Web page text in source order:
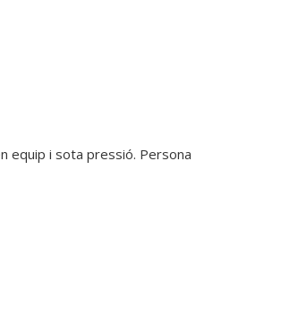
equip i sota pressió. Persona